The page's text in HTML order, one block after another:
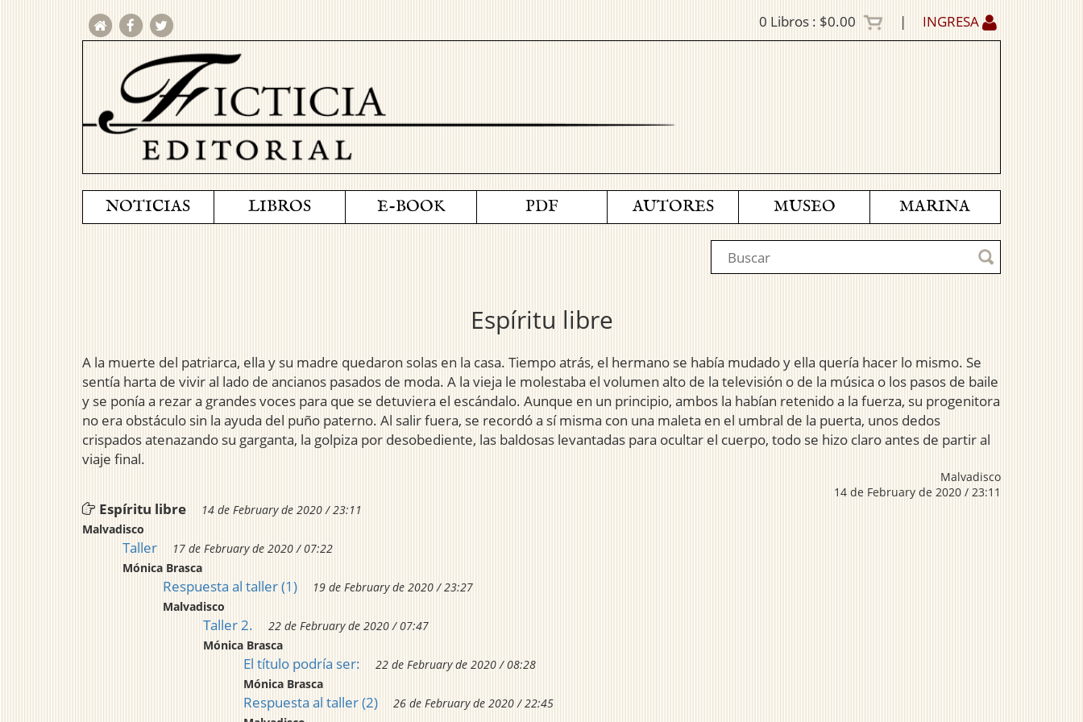
0 Libros : $0.00 | INGRESA
NOTICIAS LIBROS E-BOOK PDF AUTORES MUSEO MARINA
Espíritu libre
A la muerte del patriarca, ella y su madre quedaron solas en la casa. Tiempo atrás, el hermano se había mudado y ella quería hacer lo mismo. Se
sentía harta de vivir al lado de ancianos pasados de moda. A la vieja le molestaba el volumen alto de la televisión o de la música o los pasos de baile
y se ponía a rezar a grandes voces para que se detuviera el escándalo. Aunque en un principio, ambos la habían retenido a la fuerza, su progenitora
no era obstáculo sin la ayuda del puño paterno. Al salir fuera, se recordó a sí misma con una maleta en el umbral de la puerta, unos dedos
crispados atenazando su garganta, la golpiza por desobediente, las baldosas levantadas para ocultar el cuerpo, todo se hizo claro antes de partir al
viaje final.
Malvadisco
14 de February de 2020 / 23:11
Espíritu libre
14 de February de 2020 / 23:11
Malvadisco
Taller
17 de February de 2020 / 07:22
Mónica Brasca
Respuesta al taller (1)
19 de February de 2020 / 23:27
Malvadisco
Taller 2.
22 de February de 2020 / 07:47
Mónica Brasca
El título podría ser:
22 de February de 2020 / 08:28
Mónica Brasca
Respuesta al taller (2)
26 de February de 2020 / 22:45